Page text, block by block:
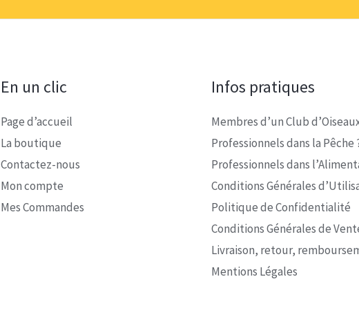
En un clic
Page d’accueil
La boutique
Contactez-nous
Mon compte
Mes Commandes
Infos pratiques
Membres d’un Club
Professionnels dans la Pêche
Professionnels dans
Conditions Générales
Politique de Confidentialité
Conditions Générales de
Livraison, retour,
Mentions Légales